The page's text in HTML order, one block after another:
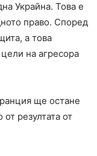
Украйна. Това е
право. Според
а това
на агресора
ще остане
резултата от